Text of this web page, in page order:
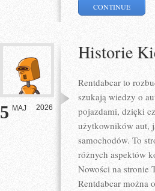
CONTINUE
5 MAJ 2026
Historie
Rentdabcar to
szukają wiedzy o
pojazdami, dzięki
użytkowników aut,
samochodów. To
różnych aspektów
Nowości na stronie
Rentdabcar można